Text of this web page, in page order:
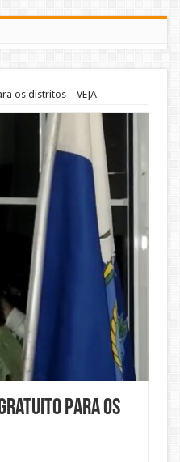
os distritos – VEJA
para os